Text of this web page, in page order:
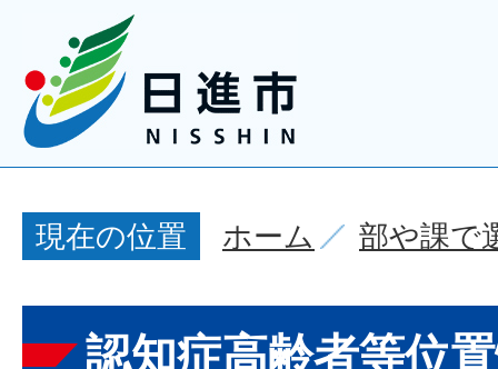
現在の位置 ホーム 部や課で
認知症高齢者等位